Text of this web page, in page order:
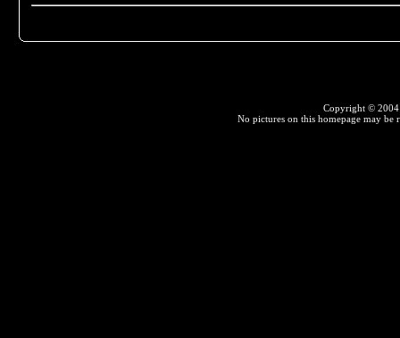
Copyright © 2004
No pictures on this homepage may